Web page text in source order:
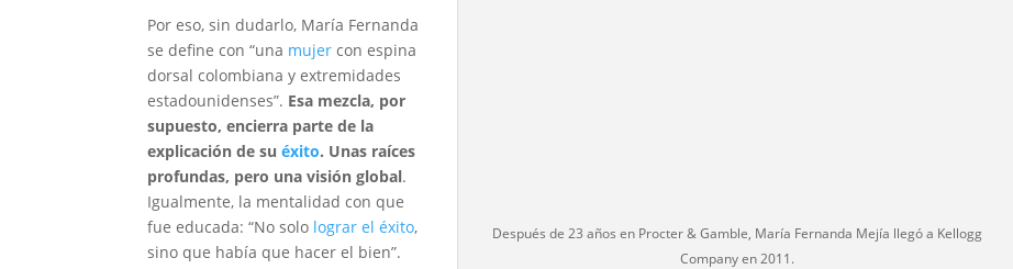
Después de 23 años en Procter & Gamble, María Fernanda Mejía llegó a Kellogg
Company en 2011.
Por eso, sin dudarlo, María Fernanda
se define con “una mujer con espina
dorsal colombiana y extremidades
estadounidenses”. Esa mezcla, por
supuesto, encierra parte de la
explicación de suéxito. Unas raíces
profundas, pero una visión global.
Igualmente, la mentalidad con que
fue educada: “No solo lograr el éxito,
sino que había que hacer el bien”.